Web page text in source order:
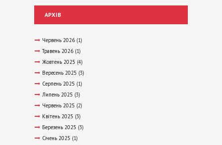
АРХІВ
Червень 2026 (1)
Травень 2026 (1)
Жовтень 2025 (4)
Вересень 2025 (3)
Серпень 2025 (1)
Липень 2025 (3)
Червень 2025 (2)
Квітень 2025 (3)
Березень 2025 (3)
Січень 2025 (1)